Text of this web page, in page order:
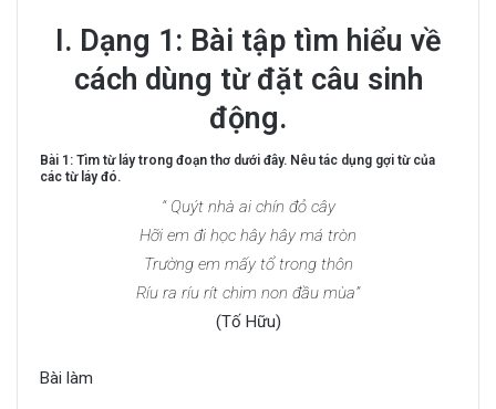
I. Dạng 1: Bài tập tìm hiểu về
cách dùng từ đặt câu sinh
động.
Bài 1: Tìm từ láy trong đoạn thơ dưới đây. Nêu tác dụng gợi từ của
các từ láy đó.
“ Quýt nhà ai chín đỏ cây
Hỡi em đi học hây hây má tròn
Trường em mấy tổ trong thôn
Ríu ra ríu rít chim non đầu mùa”
(Tố Hữu)
Bài làm